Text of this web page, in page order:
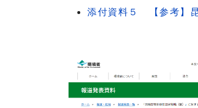
添付資料５ 【参考】